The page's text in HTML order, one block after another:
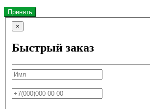
Принять
×
Быстрый заказ